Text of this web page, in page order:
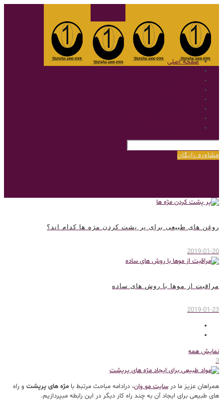
صفحه اصلی
مشاوره رایگان
روغن های طبیعی برای پر پشت کردن مژه ها کدام اند؟
2019-01-20
مراقبت از موها با روش های ساده
2019-01-23
نمایش همه
3
همراهان عزیز ما در سایت مو وان، درادامه مباحث مرتبط با مژه های پرپشت و راه
های طبیعی برای ایجاد آن به چند راه کار دیگر در این رابطه مبپردازیم.